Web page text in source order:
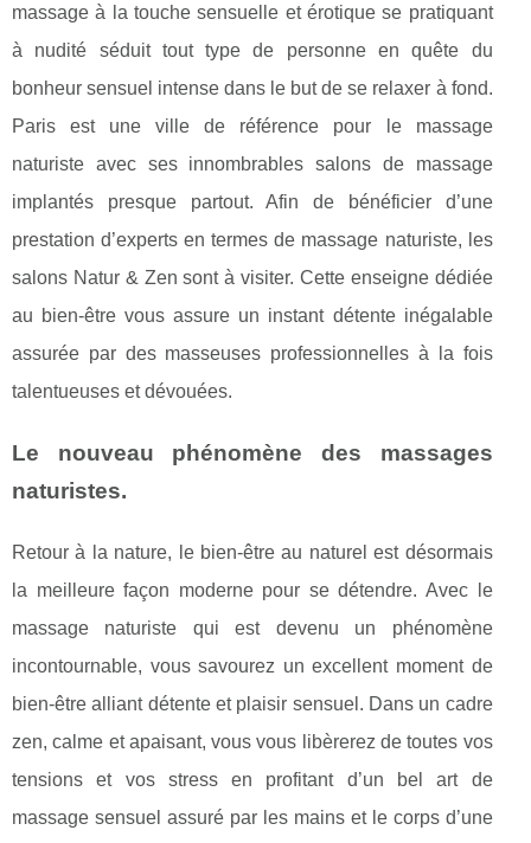
massage à la touche sensuelle et érotique se pratiquant
à nudité séduit tout type de personne en quête du
bonheur sensuel intense dans le but de se relaxer à fond.
Paris est une ville de référence pour le massage
naturiste avec ses innombrables salons de massage
implantés presque partout. Afin de bénéficier d’une
prestation d’experts en termes de massage naturiste, les
salons Natur & Zen sont à visiter. Cette enseigne dédiée
au bien-être vous assure un instant détente inégalable
assurée par des masseuses professionnelles à la fois
talentueuses et dévouées.
Le nouveau phénomène des massages
naturistes.
Retour à la nature, le bien-être au naturel est désormais
la meilleure façon moderne pour se détendre. Avec le
massage naturiste qui est devenu un phénomène
incontournable, vous savourez un excellent moment de
bien-être alliant détente et plaisir sensuel. Dans un cadre
zen, calme et apaisant, vous vous libèrerez de toutes vos
tensions et vos stress en profitant d’un bel art de
massage sensuel assuré par les mains et le corps d’une